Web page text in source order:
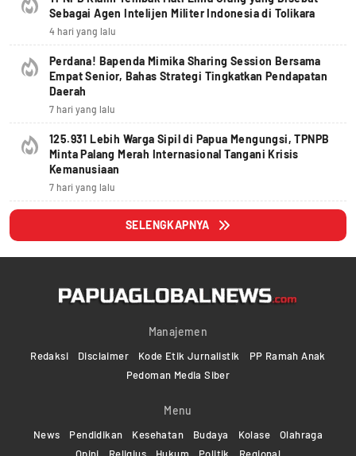
Sebagai Agen Intelijen Militer Indonesia di Tolikara
4 hari yang lalu
Perdana! Bapenda Mimika Sharing Session Bersama
Empat Senior, Bahas Strategi Tingkatkan Pendapatan
Daerah
7 hari yang lalu
125.931 Lebih Warga Sipil di Papua Mengungsi, TPNPB
Minta Palang Merah Internasional Tangani Krisis
Kemanusiaan
7 hari yang lalu
SELENGKAPNYA
Manajemen
Redaksi Disclaimer Kode Etik Jurnalistik
PP Ramah Anak
Pedoman Media Siber
Menu
News Pendidikan Kesehatan Budaya Kolase
Olahraga